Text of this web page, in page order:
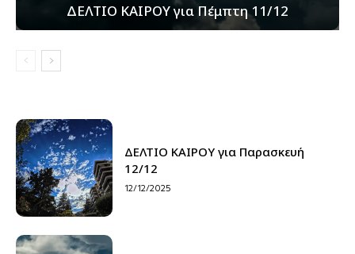
ΔΕΛΤΙΟ ΚΑΙΡΟΥ για Πέμπτη 11/12
ΔΕΛΤΙΟ ΚΑΙΡΟΥ για Παρασκευή
12/12
12/12/2025